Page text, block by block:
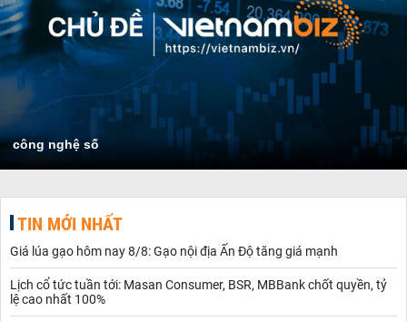
công nghệ số
TIN MỚI NHẤT
Giá lúa gạo hôm nay 8/8: Gạo nội địa Ấn Độ tăng giá mạnh
Lịch cổ tức tuần tới: Masan Consumer, BSR, MBBank chốt quyền, tỷ
lệ cao nhất 100%